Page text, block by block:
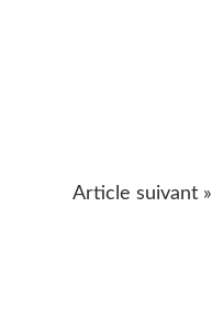
Article suivant »